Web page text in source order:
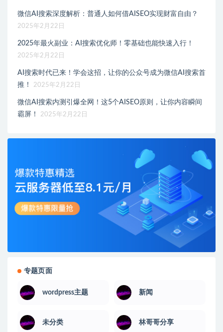
微信AI搜索深度解析：普通人如何借AISEO实现财富自由？
2025年2月22日
2025年最火副业：AI搜索优化师！零基础也能快速入行！
2025年2月22日
AI搜索时代已来！学会这招，让你的公众号成为微信AI搜索首
推！
2025年2月22日
微信AI搜索内测引爆全网！这5个AISEO原则，让你内容瞬间
霸屏！
2025年2月22日
专题页面
wordpress主题 新闻
未分类 林哥哥分享